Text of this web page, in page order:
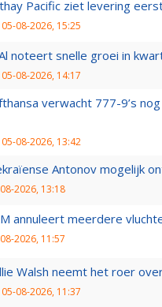
Pacific ziet levering
05-08-2026, 15:25
noteert snelle groei in
05-08-2026, 14:17
verwacht 777-9’s
05-08-2026, 13:42
Antonov mogelijk
2026, 13:18
annuleert meerdere
2026, 11:57
Walsh neemt het roer
05-08-2026, 11:37